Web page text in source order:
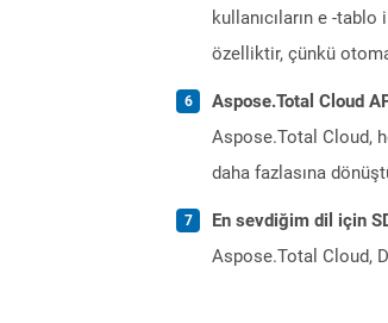
kullanıcıların e -
özelliktir, çünkü
Aspose.Total Cloud
Aspose.Total Cloud,
daha fazlasına
En sevdiğim dil için
Aspose.Total Cloud,